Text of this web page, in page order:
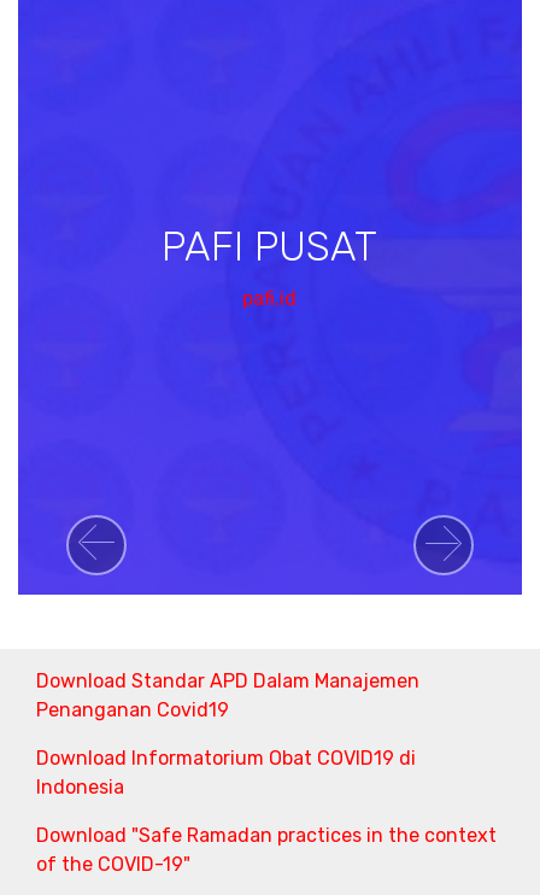
PAFI PUSAT
pafi.id
Previous Next
Download Standar APD Dalam Manajemen
Penanganan Covid19
Download Informatorium Obat COVID19 di
Indonesia
Download "Safe Ramadan practices in the context
of the COVID-19"